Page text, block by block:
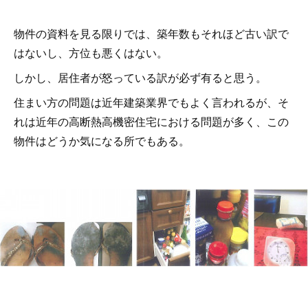
物件の資料を見る限りでは、築年数もそれほど古い訳で
はないし、方位も悪くはない。
しかし、居住者が怒っている訳が必ず有ると思う。
住まい方の問題は近年建築業界でもよく言われるが、そ
れは近年の高断熱高機密住宅における問題が多く、この
物件はどうか気になる所でもある。